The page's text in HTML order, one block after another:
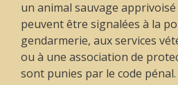
un animal sauvage
peuvent être signalées à la
gendarmerie, aux services
ou à une association de
sont punies par le code pénal.